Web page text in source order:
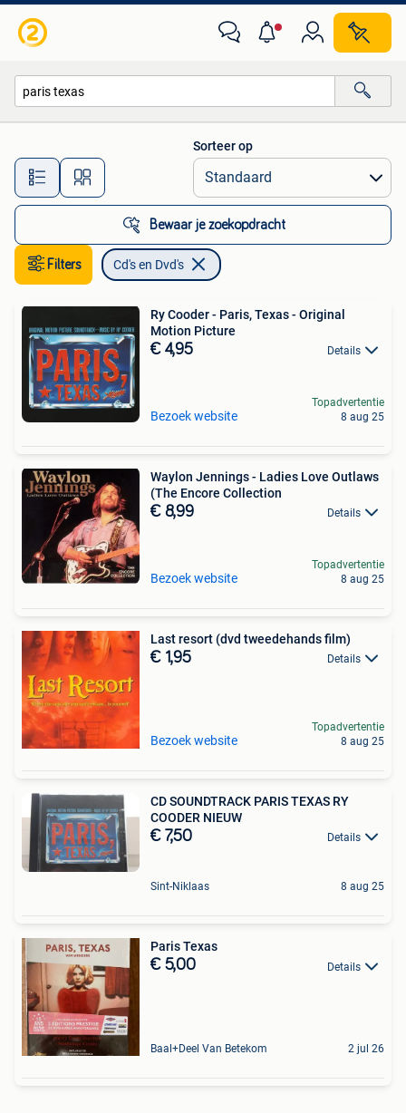
Alle afstanden…
Sorteer op
Bewaar je zoekopdracht
Filters Cd's en Dvd's
Ry Cooder - Paris, Texas - Original
Motion Picture
€ 4,95 Details
Bezoek website
Topadvertentie
8 aug 25
Waylon Jennings - Ladies Love Outlaws
(The Encore Collection
€ 8,99 Details
Bezoek website
Topadvertentie
8 aug 25
Last resort (dvd tweedehands film)
€ 1,95 Details
Bezoek website
Topadvertentie
8 aug 25
CD SOUNDTRACK PARIS TEXAS RY
COODER NIEUW
€ 7,50 Details
Sint-Niklaas 8 aug 25
Paris Texas
€ 5,00 Details
Baal+Deel Van Betekom 2 jul 26